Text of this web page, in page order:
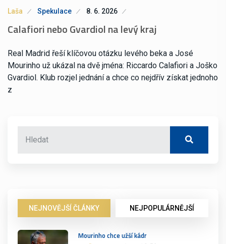
Laša Spekulace 8. 6. 2026
Calafiori nebo Gvardiol na levý kraj
Real Madrid řeší klíčovou otázku levého beka a José
Mourinho už ukázal na dvě jména: Riccardo Calafiori a Joško
Gvardiol. Klub rozjel jednání a chce co nejdřív získat jednoho
z
NEJNOVĚJŠÍ ČLÁNKY NEJPOPULÁRNĚJŠÍ
Mourinho chce užší kádr